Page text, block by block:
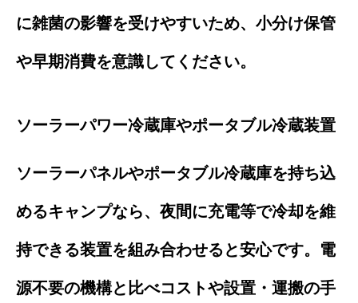
に雑菌の影響を受けやすいため、小分け保管
や早期消費を意識してください。
ソーラーパワー冷蔵庫やポータブル冷蔵装置
ソーラーパネルやポータブル冷蔵庫を持ち込
めるキャンプなら、夜間に充電等で冷却を維
持できる装置を組み合わせると安心です。電
源不要の機構と比べコストや設置・運搬の手